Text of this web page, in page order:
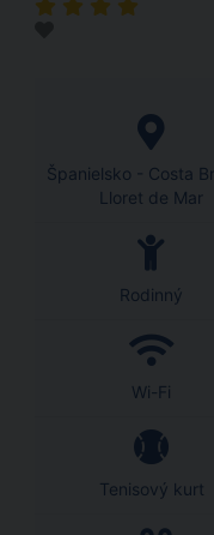
Španielsko - Costa
Lloret de Mar
Rodinný
Wi-Fi
Tenisový kurt